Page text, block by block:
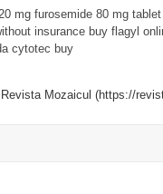
mg furosemide 80 mg tablet
insurance buy flagyl
cytotec buy
Mozaicul (https://